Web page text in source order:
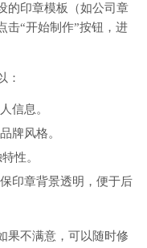
的印章模板（如公司章
击“开始制作”按钮，进
：
信息。
牌风格。
性。
印章背景透明，便于后
果不满意，可以随时修